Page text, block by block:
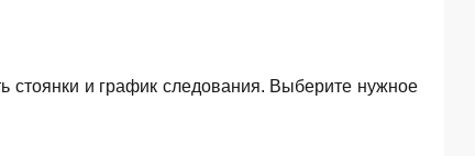
стоянки и график следования. Выберите нужное